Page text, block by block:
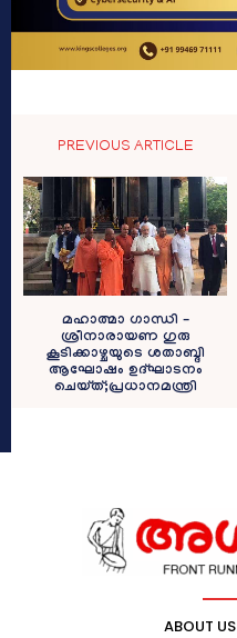
PREVIOUS ARTICLE
മഹാത്മാ ഗാന്ധി –
ശ്രീനാരായണ ഗുരു
കൂടിക്കാഴ്ചയുടെ ശതാബ്ദി
ആഘോഷം ഉദ്ഘാടനം
ചെയ്ത്;പ്രധാനമന്ത്രി
ABOUT US